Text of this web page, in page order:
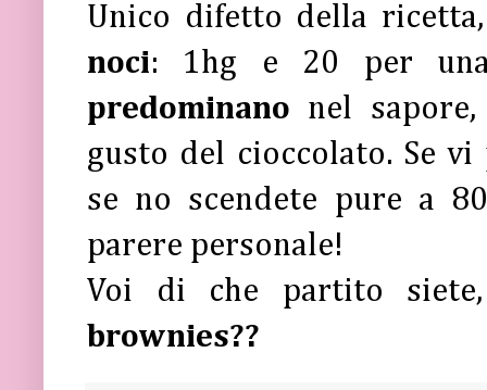
Unico difetto della
noci: 1hg e 20 per
predominano nel
gusto del cioccolato. Se
se no scendete pure a
parere personale!
Voi di che partito
brownies??